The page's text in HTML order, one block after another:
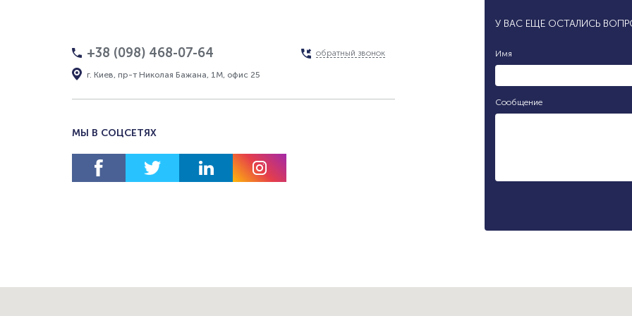
+38 (098) 468-07-64
г. Киев, пр-т Николая Бажана, 1М, офис 25
обратный звонок
МЫ В СОЦСЕТЯХ
У ВАС ЕЩЕ ОСТАЛИСЬ
Имя
Сообщение